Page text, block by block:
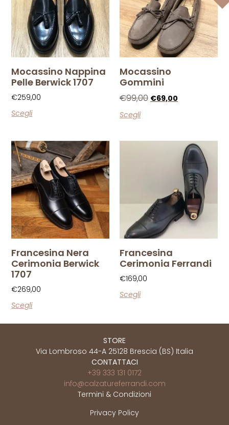
Mocassino Nappina
Pelle Berwick 1707
€259,00
Scegli
Mocassino
Gommini
€99,00 €69,00
Scegli
Francesina Nera
Cerimonia Berwick
1707
€269,00
Scegli
Francesina
Cerimonia Ferrandi
€169,00
Scegli
STORE
Via Lombroso 44-A 25128 Brescia (BS) Italia
CONTATTACI
+39 333 131 0172
info@calzatureferrandi.com
Termini & Condizioni
Privacy Policy